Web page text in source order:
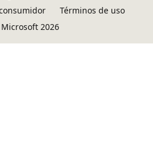
Términos de uso
2026